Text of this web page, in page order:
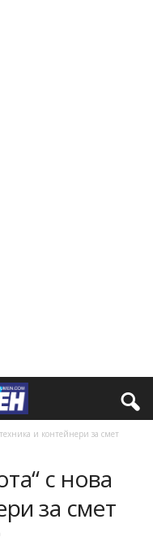
и контейнери за смет
с нова
за смет